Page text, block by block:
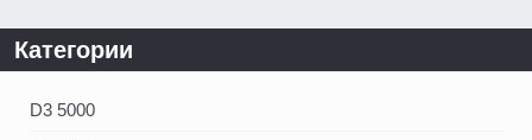
Категории
D3 5000